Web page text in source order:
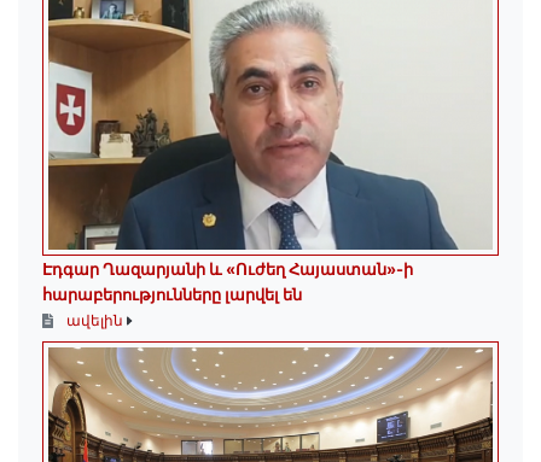
Էդգար Ղազարյանի և «Ուժեղ Հայաստան»-ի
հարաբերությունները լարվել են
ավելին